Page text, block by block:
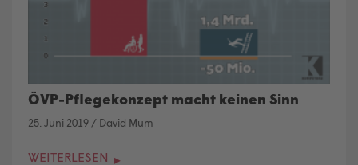
ÖVP-Pflegekonzept macht keinen Sinn
25. Juni 2019 / David Mum
WEITERLESEN